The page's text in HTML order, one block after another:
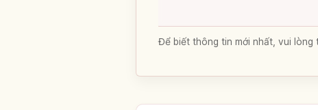
Để biết thông tin mới nhất, vui